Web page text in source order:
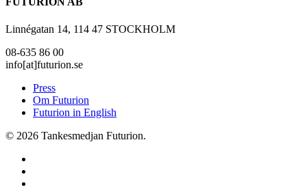
Linnégatan 14, 114 47 STOCKHOLM
08-635 86 00
info[at]futurion.se
Press
Om Futurion
Futurion in English
© 2026 Tankesmedjan Futurion.